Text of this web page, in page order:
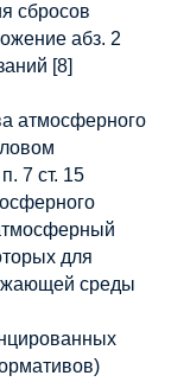
сбросов
абз. 2
[8]
атмосферного
7 ст. 15
для
среды